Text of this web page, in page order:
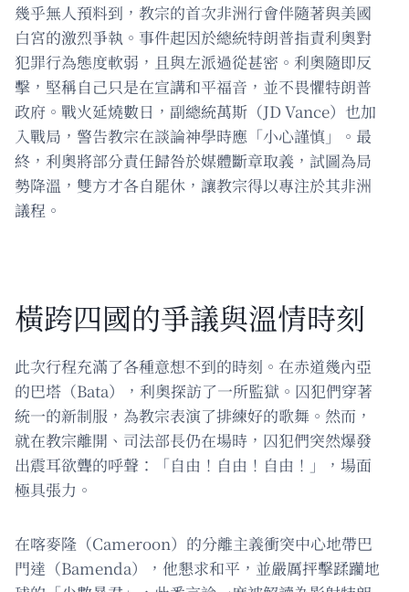
幾乎無人預料到，教宗的首次非洲行會伴隨著與美國
白宮的激烈爭執。事件起因於總統特朗普指責利奧對
犯罪行為態度軟弱，且與左派過從甚密。利奧隨即反
擊，堅稱自己只是在宣講和平福音，並不畏懼特朗普
政府。戰火延燒數日，副總統萬斯（JD Vance）也加
入戰局，警告教宗在談論神學時應「小心謹慎」。最
終，利奧將部分責任歸咎於媒體斷章取義，試圖為局
勢降溫，雙方才各自罷休，讓教宗得以專注於其非洲
議程。
橫跨四國的爭議與溫情時刻
此次行程充滿了各種意想不到的時刻。在赤道幾內亞
的巴塔（Bata），利奧探訪了一所監獄。囚犯們穿著
統一的新制服，為教宗表演了排練好的歌舞。然而，
就在教宗離開、司法部長仍在場時，囚犯們突然爆發
出震耳欲聾的呼聲：「自由！自由！自由！」，場面
極具張力。
在喀麥隆（Cameroon）的分離主義衝突中心地帶巴
門達（Bamenda），他懇求和平，並嚴厲抨擊蹂躪地